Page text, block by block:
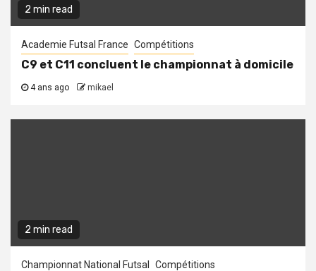
2 min read
Academie Futsal France Compétitions
C9 et C11 concluent le championnat à domicile
4 ans ago mikael
2 min read
Championnat National Futsal
Compétitions